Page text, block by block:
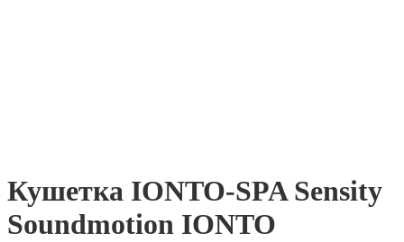
Кушетка IONTO-SPA Sensity
Soundmotion IONTO